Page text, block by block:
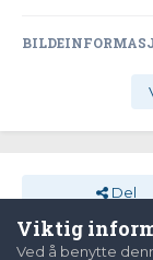
Del
Viktig
Ved å benytte